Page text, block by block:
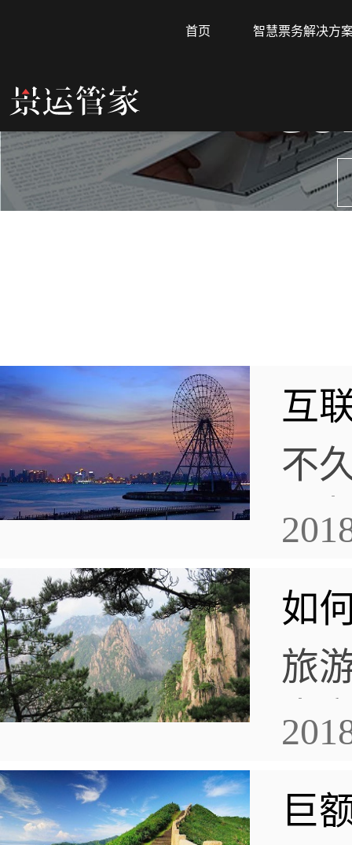
首页 智慧票务解决方
互
不
朋
新
殿”
日
收
如
旅
丰
巨